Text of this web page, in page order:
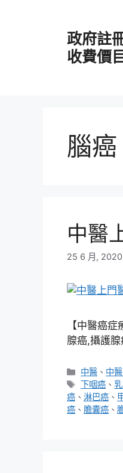
政府註
收費價
腦癌
中醫
25 6 月, 2020
【中醫癌
腺癌,攝護
分
類
中醫 、 中
標
籤
下咽癌 、
癌 、 淋巴癌 、
癌 、 膽囊癌 、